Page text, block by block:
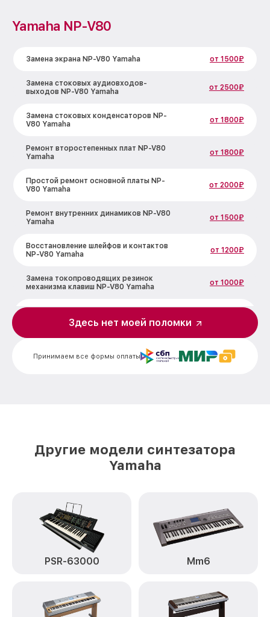
Yamaha NP-V80
Замена экрана NP-V80 Yamaha от 1500₽
Замена стоковых аудиовходов-
выходов NP-V80 Yamaha
от 2500₽
Замена стоковых конденсаторов NP-
V80 Yamaha
от 1800₽
Ремонт второстепенных плат NP-V80
Yamaha
от 1800₽
Простой ремонт основной платы NP-
V80 Yamaha
от 2000₽
Ремонт внутренних динамиков NP-V80
Yamaha
от 1500₽
Восстановление шлейфов и контактов
NP-V80 Yamaha
от 1200₽
Замена токопроводящих резинок
механизма клавиш NP-V80 Yamaha
от 1000₽
механизма клавиш NP-V80 Yamaha
Yamaha
от 1500₽
Чистка и профилактика
внутрикорпусная NP-V80 Yamaha
Восстановление после попадания влаги
NP-V80 Yamaha
от 1500₽
Прошивка (Обновление ПО) NP-V80
Yamaha
от 1000₽
V80 Yamaha
от 2000₽
Принимаем все формы оплаты
Здесь нет моей поломки
Другие модели синтезатора
Yamaha
PSR-63000 Mm6